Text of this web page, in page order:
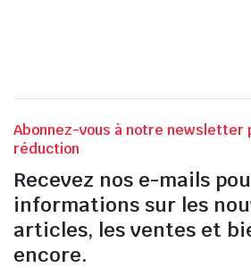
Abonnez-vous à notre newsletter
réduction
Recevez nos e-mails
informations sur les
articles, les ventes et
encore.